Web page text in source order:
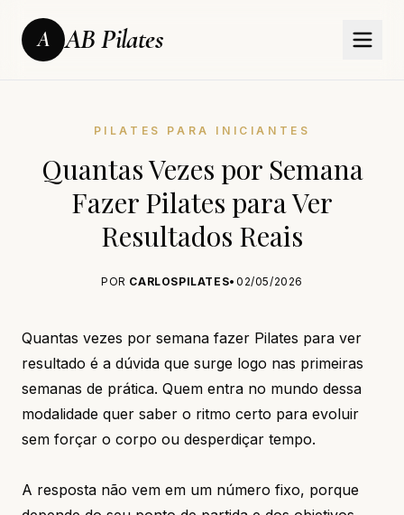
A AB Pilates
PILATES PARA INICIANTES
Quantas Vezes por Semana
Fazer Pilates para Ver
Resultados Reais
POR CARLOSPILATES• 02/05/2026
Quantas vezes por semana fazer Pilates para ver
resultado é a dúvida que surge logo nas primeiras
semanas de prática. Quem entra no mundo dessa
modalidade quer saber o ritmo certo para evoluir
sem forçar o corpo ou desperdiçar tempo.
A resposta não vem em um número fixo, porque